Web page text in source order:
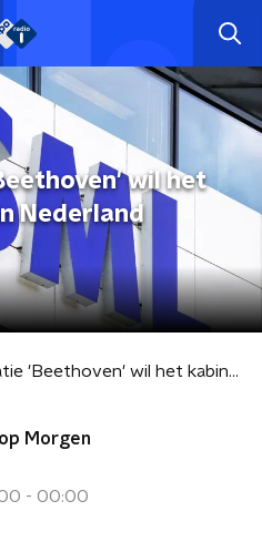
wil het
Nederland
Met operatie 'Beethoven' wil het kabinet ASML in Nederland houden
Morgen
- 00:00